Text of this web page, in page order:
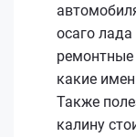
осаго
ремонтные
какие
Также
калину